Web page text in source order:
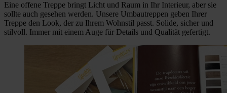
Eine offene Treppe bringt Licht und Raum in Ihr Interieur, aber sie
sollte auch gesehen werden. Unsere Umbautreppen geben Ihrer
Treppe den Look, der zu Ihrem Wohnstil passt. Solide, sicher und
stilvoll. Immer mit einem Auge für Details und Qualität gefertigt.